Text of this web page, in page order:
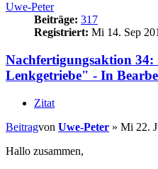
Uwe-Peter
Beiträge: 317
Registriert: Mi 14. Sep
Nachfertigungsaktion
Lenkgetriebe" - In
Zitat
Beitragvon Uwe-Peter » Mi 22.
Hallo zusammen,